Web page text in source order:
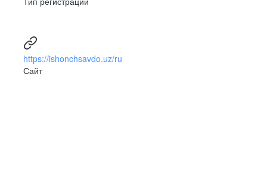
https://ishonchsavdo.uz/ru
Сайт